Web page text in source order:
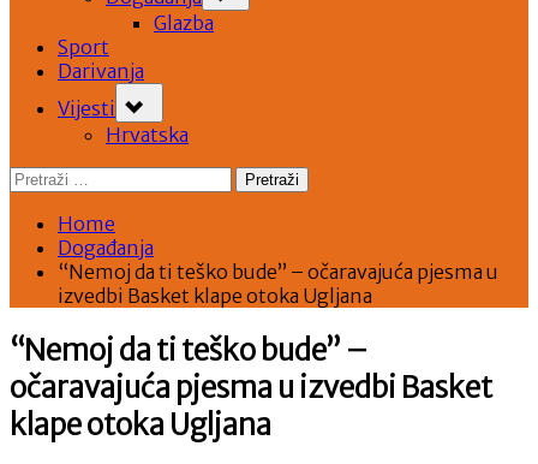
menu
Glazba
Sport
Darivanja
Vijesti
sub-
menu
Hrvatska
Pretraži:
Home
Događanja
“Nemoj da ti teško bude” – očaravajuća pjesma u
izvedbi Basket klape otoka Ugljana
“Nemoj da ti teško bude” –
očaravajuća pjesma u izvedbi Basket
klape otoka Ugljana